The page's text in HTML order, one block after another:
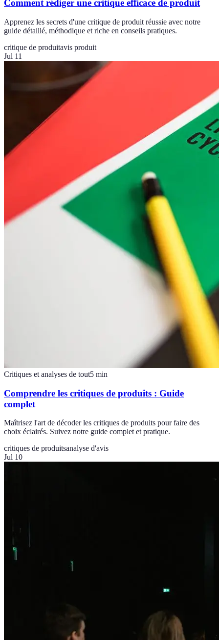
Comment rédiger une critique efficace de produit
Apprenez les secrets d'une critique de produit réussie avec notre
guide détaillé, méthodique et riche en conseils pratiques.
critique de produitavis produit
Jul 11
Critiques et analyses de tout5 min
Comprendre les critiques de produits : Guide
complet
Maîtrisez l'art de décoder les critiques de produits pour faire des
choix éclairés. Suivez notre guide complet et pratique.
critiques de produitsanalyse d'avis
Jul 10